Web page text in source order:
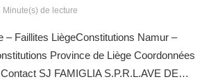
Minute(s) de lecture
– Faillites LiègeConstitutions Namur –
Province de Liège Coordonnées
SJ FAMIGLIA S.P.R.L.AVE DE…